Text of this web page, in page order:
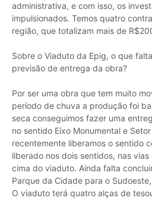
administrativa, e com isso, os
impulsionados. Temos quatro
região, que totalizam mais de
Sobre o Viaduto da Epig, o que
previsão de entrega da obra?
Por ser uma obra que tem muito
período de chuva a produção foi
seca conseguimos fazer uma
no sentido Eixo Monumental e
recentemente liberamos o sentido
liberado nos dois sentidos, nas
cima do viaduto. Ainda falta
Parque da Cidade para o
O viaduto terá quatro alças de